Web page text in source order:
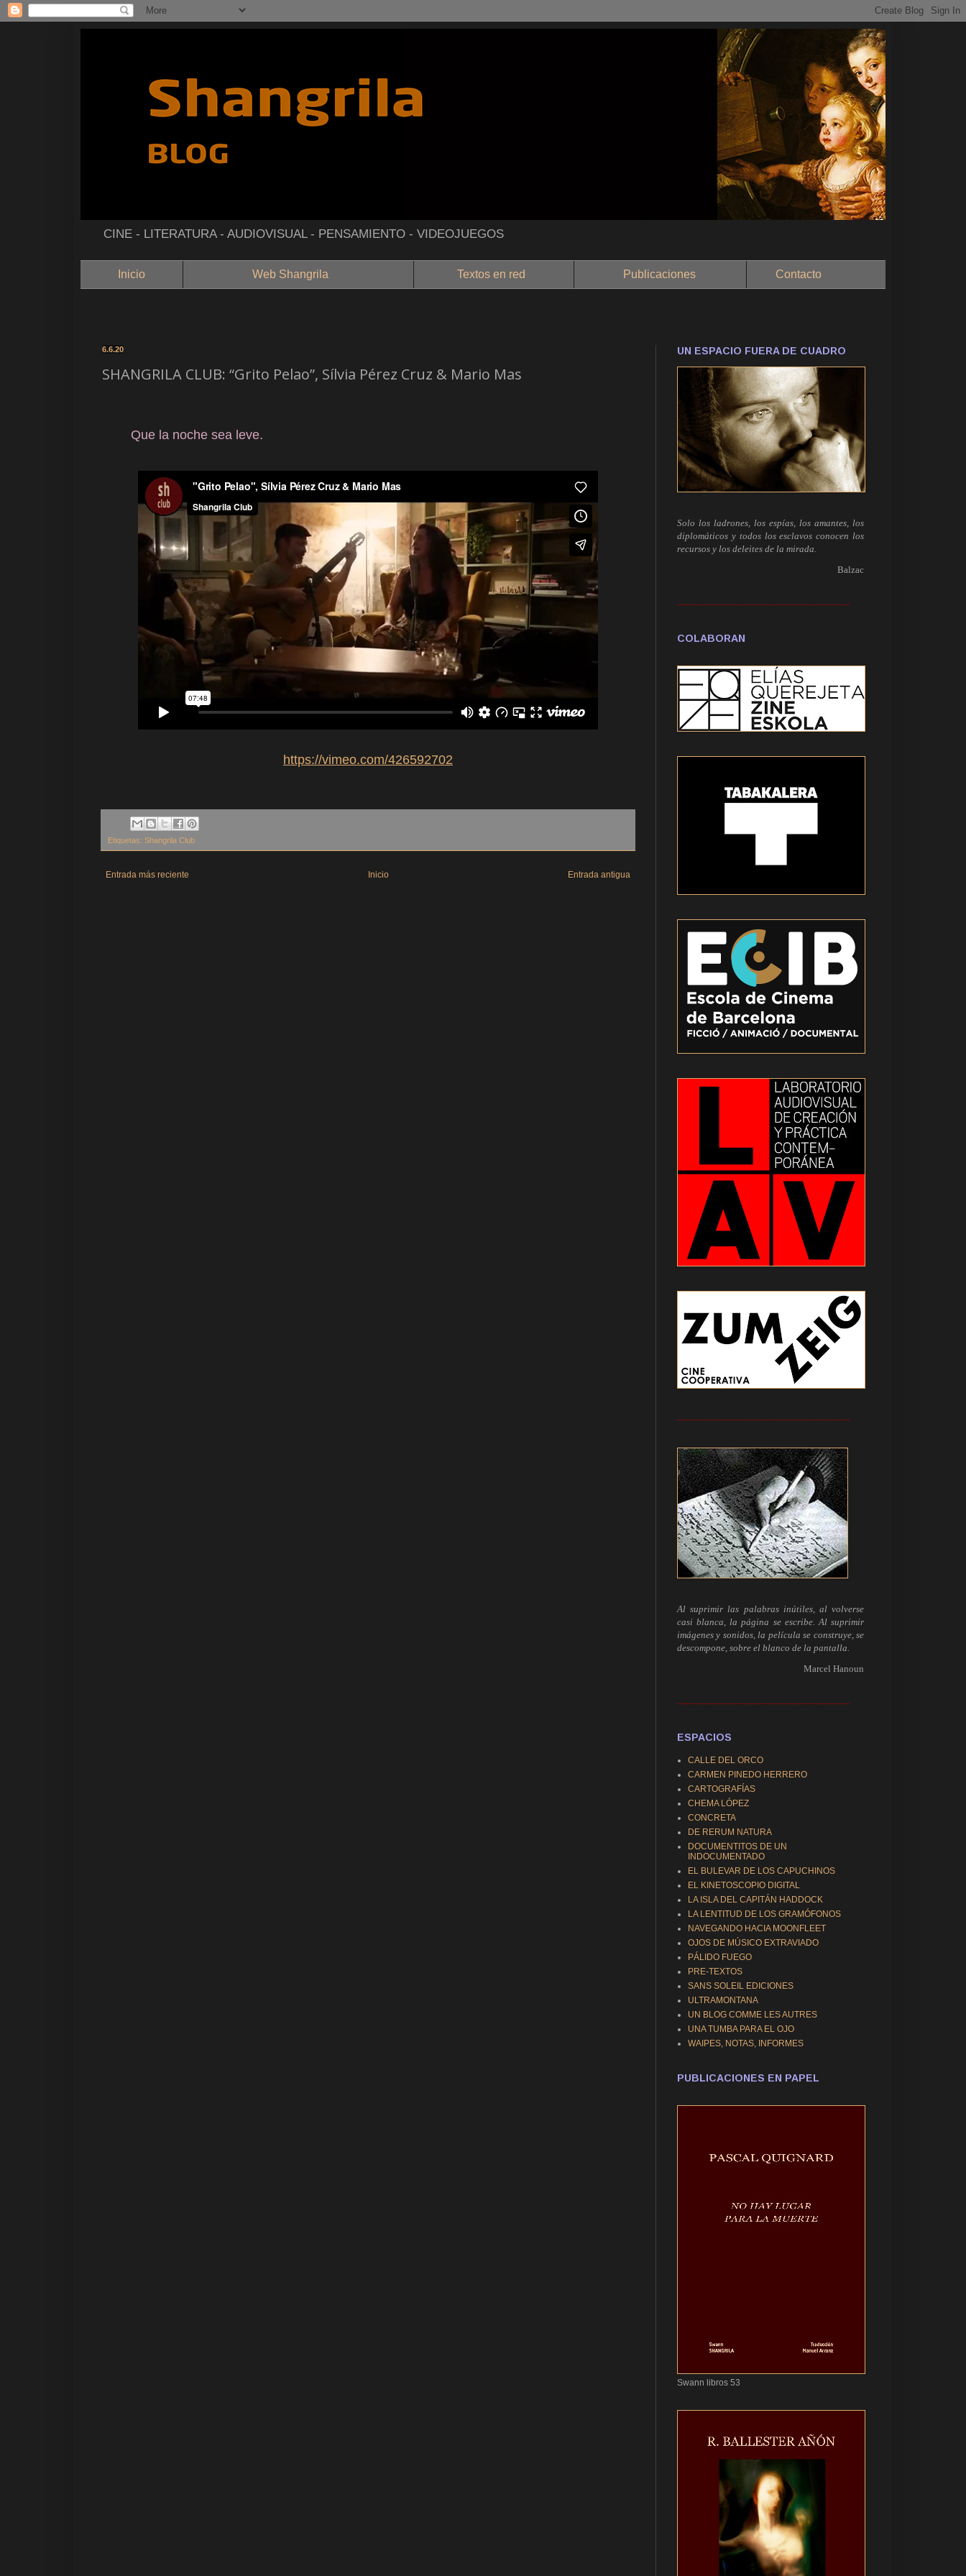
CINE - LITERATURA - AUDIOVISUAL - PENSAMIENTO - VIDEOJUEGOS
Inicio Web Shangrila Textos en red Publicaciones Contacto
6.6.20
SHANGRILA CLUB: “Grito Pelao”, Sílvia Pérez Cruz & Mario Mas
Que la noche sea leve.
https://vimeo.com/426592702
Etiquetas: Shangrila Club
Entrada más reciente Entrada antigua
Inicio
UN ESPACIO FUERA DE CUADRO
Solo los ladrones, los espías, los amantes, los
diplomáticos y todos los esclavos conocen los
recursos y los deleites de la mirada.
Balzac
------------------------------------------------------------
COLABORAN
------------------------------------------------------------
Al suprimir las palabras inútiles, al volverse
casi blanca, la página se escribe. Al suprimir
imágenes y sonidos, la película se construye, se
descompone, sobre el blanco de la pantalla.
Marcel Hanoun
------------------------------------------------------------
ESPACIOS
CALLE DEL ORCO
CARMEN PINEDO HERRERO
CARTOGRAFÍAS
CHEMA LÓPEZ
CONCRETA
DE RERUM NATURA
DOCUMENTITOS DE UN
INDOCUMENTADO
EL BULEVAR DE LOS CAPUCHINOS
EL KINETOSCOPIO DIGITAL
LA ISLA DEL CAPITÁN HADDOCK
LA LENTITUD DE LOS GRAMÓFONOS
NAVEGANDO HACIA MOONFLEET
OJOS DE MÚSICO EXTRAVIADO
PÁLIDO FUEGO
PRE-TEXTOS
SANS SOLEIL EDICIONES
ULTRAMONTANA
UN BLOG COMME LES AUTRES
UNA TUMBA PARA EL OJO
WAIPES, NOTAS, INFORMES
PUBLICACIONES EN PAPEL
Swann libros 53